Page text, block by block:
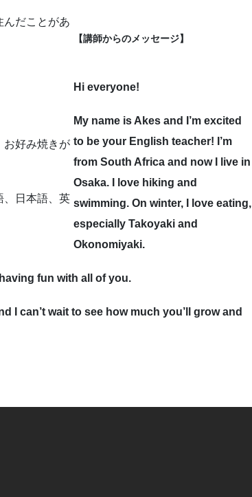
んだことがあ
お好み焼きが
、日本語、英
【講師からのメッセージ】
Hi everyone!
My name is Akes and I’m excited
to be your English teacher! I’m
from South Africa and now I live in
Osaka. I love hiking and
swimming. On winter, I love eating,
especially Takoyaki and
Okonomiyaki.
fun with all of you.
I can’t wait to see how much you’ll grow and